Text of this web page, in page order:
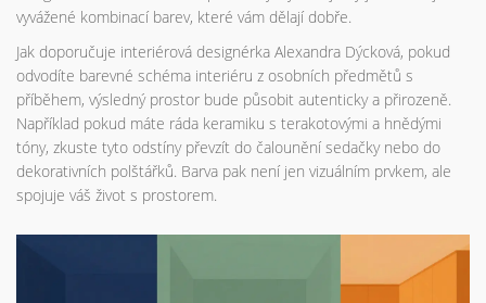
vyvážené kombinací barev, které vám dělají dobře.
Jak doporučuje interiérová designérka Alexandra Dýcková, pokud
odvodíte barevné schéma interiéru z osobních předmětů s
příběhem, výsledný prostor bude působit autenticky a přirozeně.
Například pokud máte ráda keramiku s terakotovými a hnědými
tóny, zkuste tyto odstíny převzít do čalounění sedačky nebo do
dekorativních polštářků. Barva pak není jen vizuálním prvkem, ale
spojuje váš život s prostorem.